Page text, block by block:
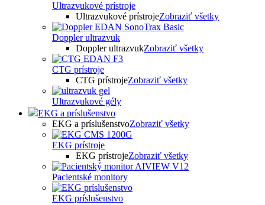
Ultrazvukové prístroje
Ultrazvukové prístrojeZobraziť všetky
Doppler ultrazvuk
Doppler ultrazvukZobraziť všetky
CTG prístroje
CTG prístrojeZobraziť všetky
Ultrazvukové gély
EKG a príslušenstvo
EKG a príslušenstvoZobraziť všetky
EKG prístroje
EKG prístrojeZobraziť všetky
Pacientské monitory
EKG príslušenstvo